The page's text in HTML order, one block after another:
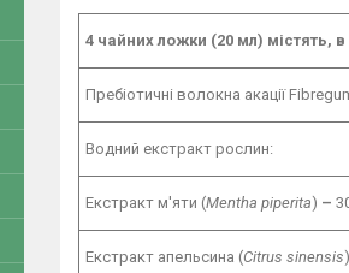
4 чайних ложки (20 мл) містять,
Пребіотичні волокна акації
Водний екстракт рослин:
Екстракт м'яти (Mentha piperita) –
Екстракт апельсина (Citrus sinensis